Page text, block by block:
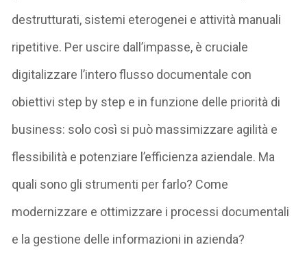
destrutturati, sistemi eterogenei e attività manuali
ripetitive. Per uscire dall’impasse, è cruciale
digitalizzare l’intero flusso documentale con
obiettivi step by step e in funzione delle priorità di
business: solo così si può massimizzare agilità e
flessibilità e potenziare l’efficienza aziendale. Ma
quali sono gli strumenti per farlo? Come
modernizzare e ottimizzare i processi documentali
e la gestione delle informazioni in azienda?